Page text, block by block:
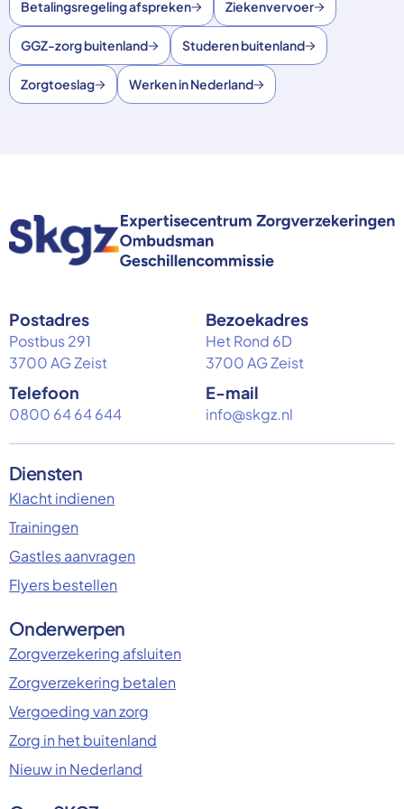
Betalingsregeling afspreken Ziekenvervoer
GGZ-zorg buitenland Studeren buitenland
Zorgtoeslag Werken in Nederland
Postadres
Postbus 291
3700 AG Zeist
Bezoekadres
Het Rond 6D
3700 AG Zeist
Telefoon
0800 64 64 644
E-mail
info@skgz.nl
Diensten
Klacht indienen
Trainingen
Gastles aanvragen
Flyers bestellen
Onderwerpen
Zorgverzekering afsluiten
Zorgverzekering betalen
Vergoeding van zorg
Zorg in het buitenland
Nieuw in Nederland